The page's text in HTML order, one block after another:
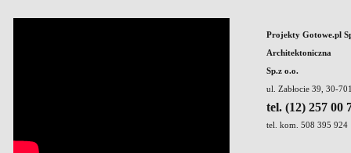
Projekty Gotowe.pl
Architektoniczna
Sp.z o.o.
ul. Zabłocie 39, 30-
tel. (12) 257 00
tel. kom. 508 395 924